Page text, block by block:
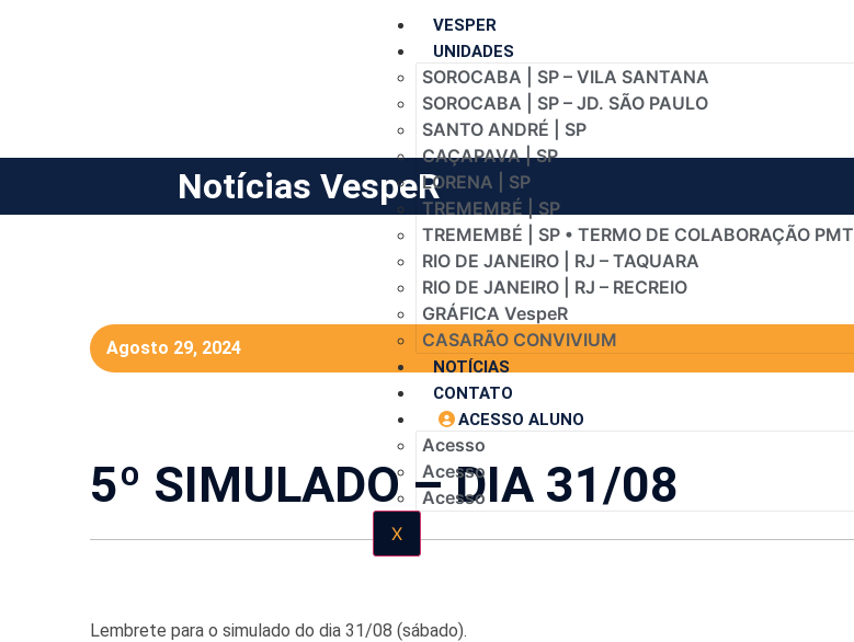
VESPER
UNIDADES
SOROCABA | SP – VILA SANTANA
SOROCABA | SP – JD. SÃO PAULO
SANTO ANDRÉ | SP
CAÇAPAVA | SP
LORENA | SP
TREMEMBÉ | SP
TREMEMBÉ | SP • TERMO DE COLABORAÇÃO PMT
RIO DE JANEIRO | RJ – TAQUARA
RIO DE JANEIRO | RJ – RECREIO
GRÁFICA VespeR
CASARÃO CONVIVIUM
NOTÍCIAS
CONTATO
ACESSO ALUNO
Acesso
Acesso
Acesso
X
Notícias VespeR
Agosto 29, 2024
5º SIMULADO – DIA 31/08
Lembrete para o simulado do dia 31/08 (sábado).